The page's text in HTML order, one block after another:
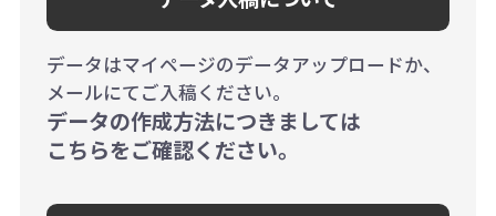
データはマイページのデータアップロードか、
メールにてご入稿ください。
データの作成方法につきましては
こちらをご確認ください。